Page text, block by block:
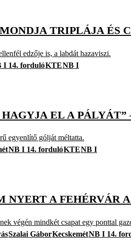
TRIPLÁJA ÉS
edzője is, a labdát hazaviszi.
I 14. fordulóKTENB I
EL A
egyenlítő gólját méltatta.
NB I 14. fordulóKTENB I
NYERT A FEHÉRVÁR
végén mindkét csapat egy ponttal
Szalai GáborKecskemétNB I 14.